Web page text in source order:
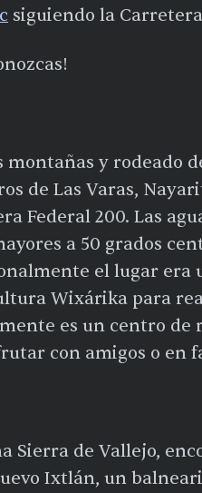
siguiendo la
y rodeado
de Las Varas,
Federal 200. Las
a 50 grados
el lugar era
Wixárika para
es un centro de
con amigos o en
Sierra de Vallejo,
Ixtlán, un